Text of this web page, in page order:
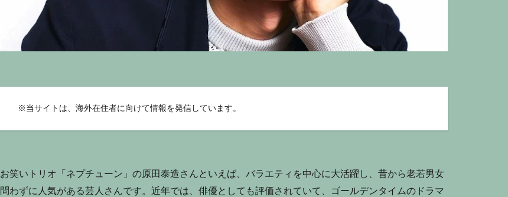
※ 当サイトは、海外在住者に向けて情報を発信しています。
お笑いトリオ「ネプチューン」の原田泰造さんといえば、バラエティを中心に大活躍し、昔から老若男女
問わずに人気がある芸人さんです。近年では、俳優としても評価されていて、ゴールデンタイムのドラマ